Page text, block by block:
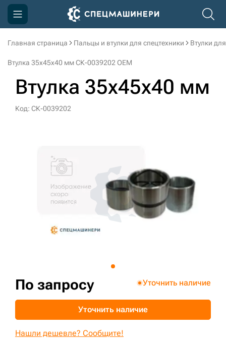
Главная страница Пальцы и втулки для спецтехники Втулки
Втулка 35x45x40 мм СК-0039202 OEM
Втулка 35x45x40 мм
Код: СК-0039202
По запросу Уточнить наличие
Уточнить наличие
Нашли дешевле? Сообщите!
Компания
Доставка и оплата
Информация
3D тур по производству
3D тур по складам
+7 (499) 394-50-93